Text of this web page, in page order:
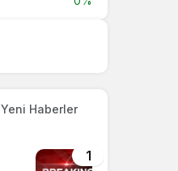
Yeni Haberler
1